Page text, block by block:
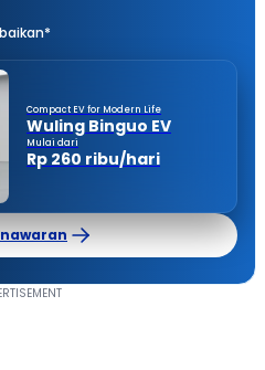
Compact EV for Modern Life
Wuling Binguo EV
Mulai dari
Rp 260 ribu/hari